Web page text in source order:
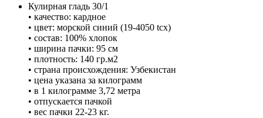
Кулирная гладь 30/1
• качество: кардное
• цвет: морской синий (19-4050 tcx)
• состав: 100% хлопок
• ширина пачки: 95 см
• плотность: 140 гр.м2
• страна происхождения: Узбекистан
• цена указана за килограмм
• в 1 килограмме 3,72 метра
• отпускается пачкой
• вес пачки 22-23 кг.